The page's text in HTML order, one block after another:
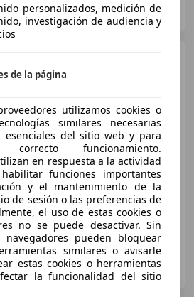
€ 23.400
Sin comparación
Electro/Gasolina
personalizados, medición de
investigación de audiencia y
de la página
utilizamos cookies o
similares necesarias
esenciales del sitio web y para
funcionamiento.
en respuesta a la actividad
funciones importantes
y el mantenimiento de la
de sesión o las preferencias de
el uso de estas cookies o
no se puede desactivar. Sin
pueden bloquear
similares o avisarle
estas cookies o herramientas
la funcionalidad del sitio